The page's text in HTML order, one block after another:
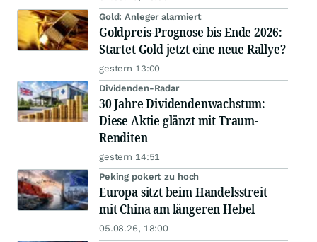
Gold: Anleger alarmiert
Goldpreis-Prognose bis Ende 2026:
Startet Gold jetzt eine neue Rallye?
gestern 13:00
Dividenden-Radar
30 Jahre Dividendenwachstum:
Diese Aktie glänzt mit Traum-
Renditen
gestern 14:51
Peking pokert zu hoch
Europa sitzt beim Handelsstreit
mit China am längeren Hebel
05.08.26, 18:00